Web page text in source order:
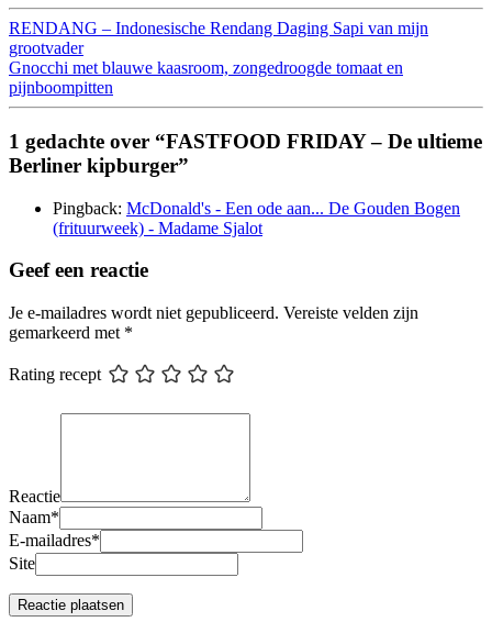
RENDANG – Indonesische Rendang Daging Sapi van mijn
grootvader
Gnocchi met blauwe kaasroom, zongedroogde tomaat en
pijnboompitten
1 gedachte over “FASTFOOD FRIDAY – De ultieme
Berliner kipburger”
Pingback: McDonald's - Een ode aan... De Gouden Bogen
(frituurweek) - Madame Sjalot
Geef een reactie
Je e-mailadres wordt niet gepubliceerd. Vereiste velden zijn
gemarkeerd met *
Rating recept
Reactie
Naam*
E-mailadres*
Site